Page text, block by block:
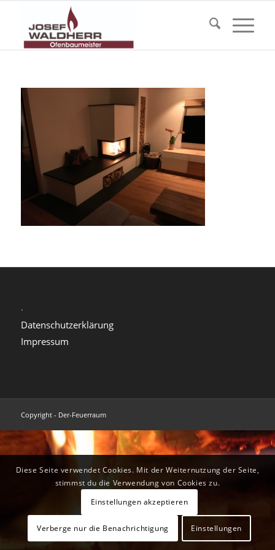
.
Datenschutzerklärung
Impressum
Copyright - Der-Feuerraum
Diese Seite verwendet Cookies. Mit der Weiternutzung der Seite,
stimmst du die Verwendung von Cookies zu.
Einstellungen akzeptieren
Verberge nur die Benachrichtigung Einstellungen